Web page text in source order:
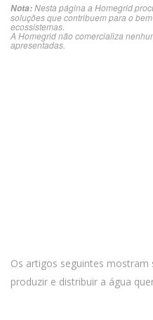
Nota:Nesta página a Homegrid
soluções que contribuem para o
ecossistemas.
A Homegrid não comercializa
apresentadas.
Os artigos seguintes
produzir e distribuir a água